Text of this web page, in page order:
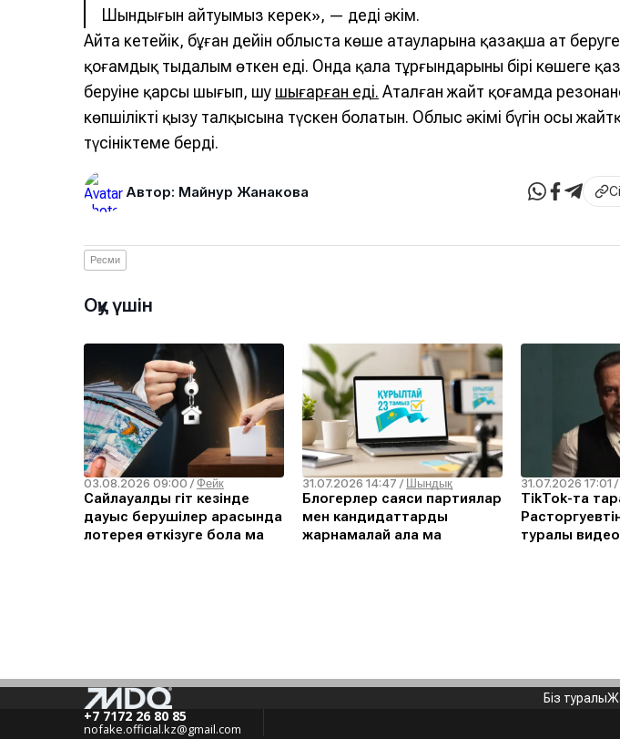
Шындығын айтуымыз керек», — деді әкім.
Айта кетейік, бұған дейін облыста көше атауларына қазақша ат
қоғамдық тыңдалым өткен еді. Онда қала тұрғындарының бірі көшеге
беруіне қарсы шығып, шу шығарған еді. Аталған жайт қоғамда
көпшіліктің қызу талқысына түскен болатын. Облыс әкімі бүгін осы
түсініктеме берді.
Автор: Майнур Жанакова
Ресми
Оқу үшін
03.08.2026 09:00 /Фейк
Сайлауалды үгіт кезінде
дауыс берушілер арасында
лотерея өткізуге бола ма
31.07.2026 14:47 / Шындық
Блогерлер саяси партиялар
мен кандидаттарды
жарнамалай ала ма
31.07.2026 17:01 /
TikTok-та
туралы
Біз туралы
+7 7172 26 80 85
nofake.official.kz@gmail.com